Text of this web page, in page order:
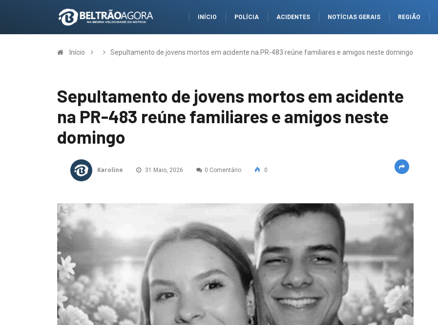
INÍCIO POLÍCIA ACIDENTES NOTÍCIAS GERAIS REGIÃO
Início Sepultamento de jovens mortos em acidente na PR-483 reúne familiares e amigos neste domingo
Sepultamento de jovens mortos em acidente
na PR-483 reúne familiares e amigos neste
domingo
Karoline 31 Maio, 2026 0 Comentário 0